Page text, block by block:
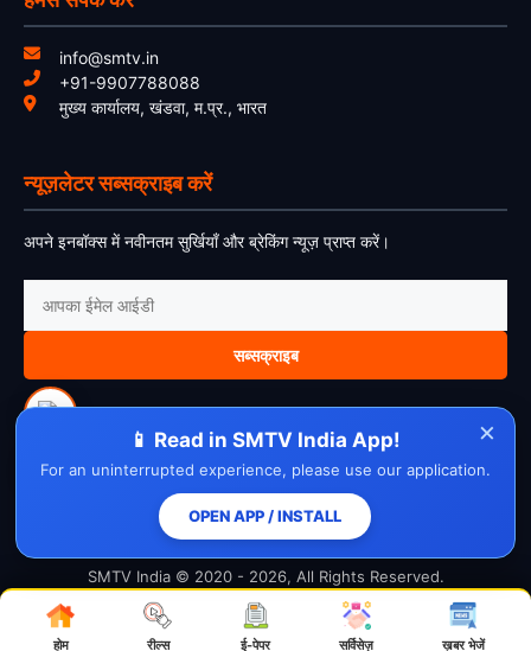
होम रील्स ई-पेपर सर्विसेज़ ख़बर भेजें
info@smtv.in
+91-9907788088
मुख्य कार्यालय, खंडवा, म.प्र., भारत
न्यूज़लेटर सब्सक्राइब करें
अपने इनबॉक्स में नवीनतम सुर्खियाँ और ब्रेकिंग न्यूज़ प्राप्त करें।
सब्सक्राइब
About UsContact Us DisclaimerPrivacy PolicyCookie Policy
Cancellation PolicyRefund PolicyTerms & Conditions
SMTV India © 2020 - 2026, All Rights Reserved.
×
📱 Read in SMTV India App!
For an uninterrupted experience, please use our application.
OPEN APP / INSTALL